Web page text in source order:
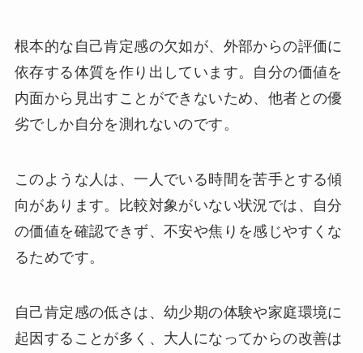
根本的な自己肯定感の欠如が、外部からの評価に
依存する体質を作り出しています。自分の価値を
内面から見出すことができないため、他者との優
劣でしか自分を測れないのです。
このような人は、一人でいる時間を苦手とする傾
向があります。比較対象がいない状況では、自分
の価値を確認できず、不安や焦りを感じやすくな
るためです。
自己肯定感の低さは、幼少期の体験や家庭環境に
起因することが多く、大人になってからの改善は